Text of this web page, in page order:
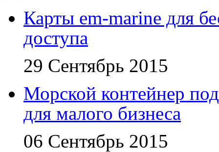
Карты em-marine для
доступа
29 Сентябрь 2015
Морской контейнер
для малого бизнеса
06 Сентябрь 2015